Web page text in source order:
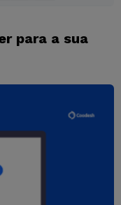
para a sua